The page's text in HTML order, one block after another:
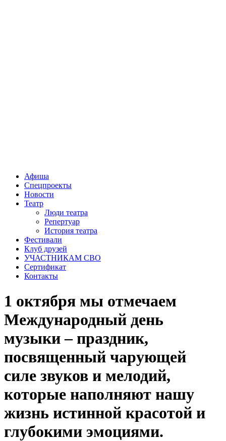
Афиша
Спецпроекты
Новости
Театр
Люди театра
Репертуар
История театра
Фестивали
Клуб друзей
УЧАСТНИКАМ СВО
Сертификат
Контакты
1 октября мы отмечаем
Международный день
музыки – праздник,
посвященный чарующей
силе звуков и мелодий,
которые наполняют нашу
жизнь истинной красотой и
глубокими эмоциями.